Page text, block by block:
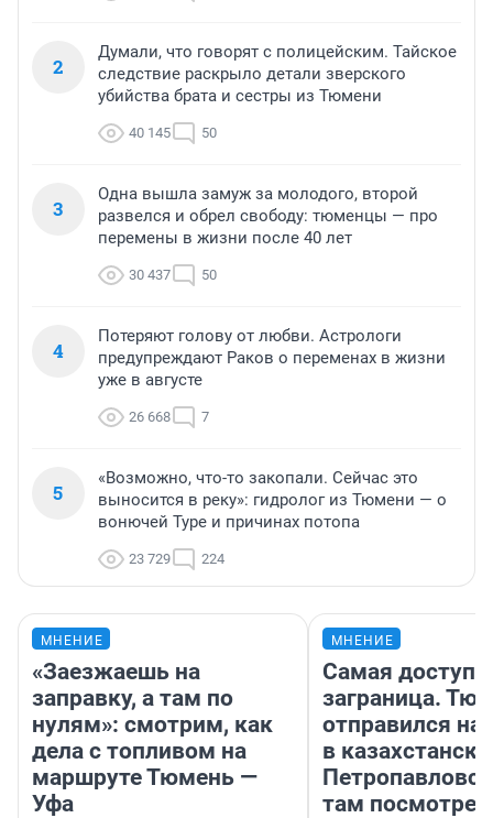
2
Думали, что говорят с полицейским. Тайское
следствие раскрыло детали зверского
убийства брата и сестры из Тюмени
40 145 50
3
Одна вышла замуж за молодого, второй
развелся и обрел свободу: тюменцы — про
перемены в жизни после 40 лет
30 437 50
4
Потеряют голову от любви. Астрологи
предупреждают Раков о переменах в жизни
уже в августе
26 668 7
5
«Возможно, что-то закопали. Сейчас это
выносится в реку»: гидролог из Тюмени — о
вонючей Туре и причинах потопа
23 729 224
МНЕНИЕ
«Заезжаешь на
заправку, а там по
нулям»: смотрим, как
дела с топливом на
маршруте Тюмень —
Уфа
МНЕНИЕ
Самая
заграница.
отправился
в
там